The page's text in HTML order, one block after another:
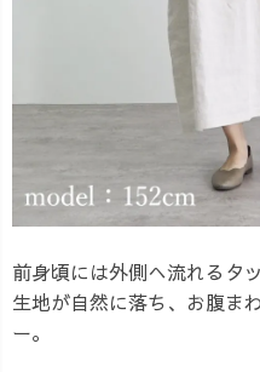
前身頃には外側へ流れるタ
生地が自然に落ち、お腹ま
ー。